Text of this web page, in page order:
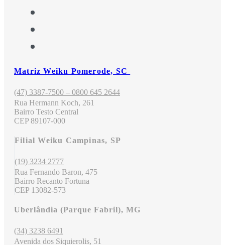
Matriz Weiku Pomerode, SC
(47) 3387-7500 – 0800 645 2644
Rua Hermann Koch, 261
Bairro Testo Central
CEP 89107-000
Filial Weiku Campinas, SP
(19) 3234 2777
Rua Fernando Baron, 475
Bairro Recanto Fortuna
CEP 13082-573
Uberlândia (Parque Fabril), MG
(34) 3238 6491
Avenida dos Siquierolis, 51